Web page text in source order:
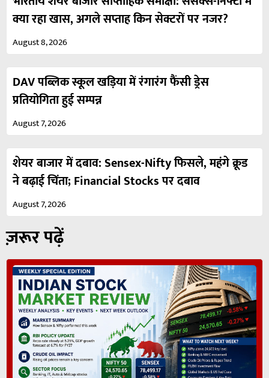
क्या रहा खास, अगले सप्ताह किन सेक्टरों पर नजर?
August 8, 2026
DAV पब्लिक स्कूल खड़िया में रंगारंग फैंसी ड्रेस
प्रतियोगिता हुई सम्पन्न
August 7, 2026
शेयर बाजार में दबाव: Sensex-Nifty फिसले, महंगे क्रूड
ने बढ़ाई चिंता; Financial Stocks पर दबाव
August 7, 2026
ज़रूर पढ़ें